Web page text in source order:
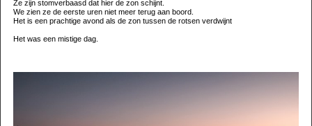
Ze zijn stomverbaasd dat hier de zon schijnt.
We zien ze de eerste uren niet meer terug aan boord.
Het is een prachtige avond als de zon tussen de rotsen verdwijnt
Het was een mistige dag.